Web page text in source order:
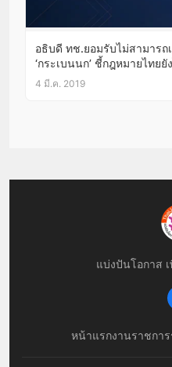
อธิบดี ทช.ยอมรับไม่สามารถ
‘กระเบนนก’ ชี้กฎหมายไทยยั
4 มี.ค. 2019
แบ่งปันโอกาส
หน้าแรกงานราชการ